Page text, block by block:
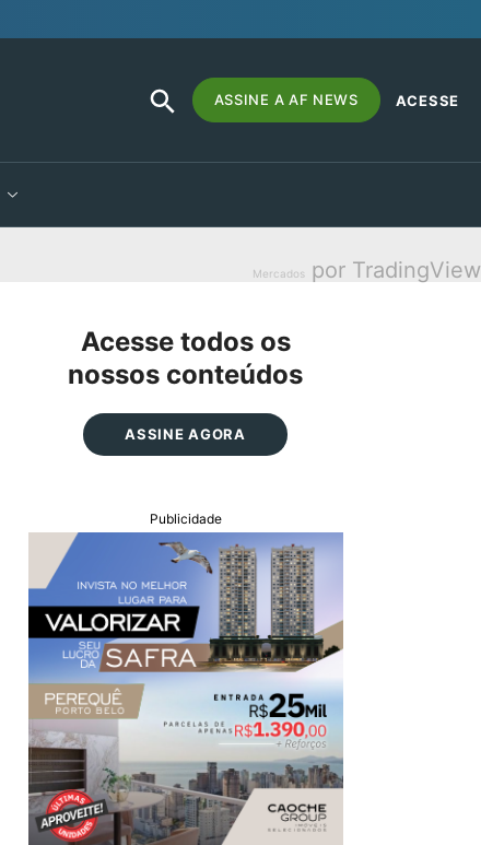
Search
for:
SEARCH
BUTTON
ASSINE A AF NEWS ACESSE
Mercados por TradingView
Acesse todos os
nossos conteúdos
ASSINE AGORA
Publicidade